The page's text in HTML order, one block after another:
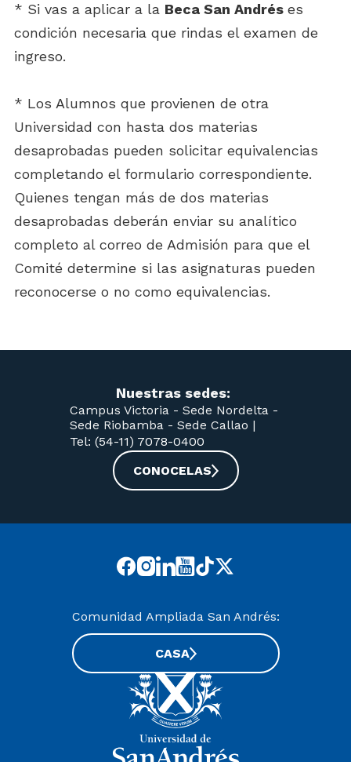
* Si vas a aplicar a la Beca San Andrés es
condición necesaria que rindas el examen de
ingreso.
* Los Alumnos que provienen de otra
Universidad con hasta dos materias
desaprobadas pueden solicitar equivalencias
completando el formulario correspondiente.
Quienes tengan más de dos materias
desaprobadas deberán enviar su analítico
completo al correo de Admisión para que el
Comité determine si las asignaturas pueden
reconocerse o no como equivalencias.
Nuestras sedes:
Campus Victoria - Sede Nordelta -
Sede Riobamba - Sede Callao |
Tel: (54-11) 7078-0400
CONOCELAS
Comunidad Ampliada San Andrés:
CASA